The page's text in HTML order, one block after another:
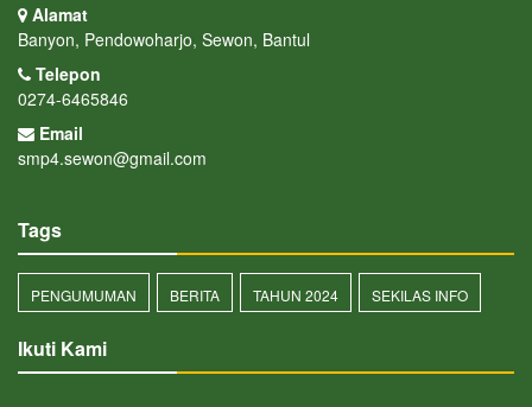
Alamat
Banyon, Pendowoharjo, Sewon, Bantul
Telepon
0274-6465846
Email
smp4.sewon@gmail.com
Tags
PENGUMUMAN BERITA TAHUN 2024 SEKILAS INFO
Ikuti Kami